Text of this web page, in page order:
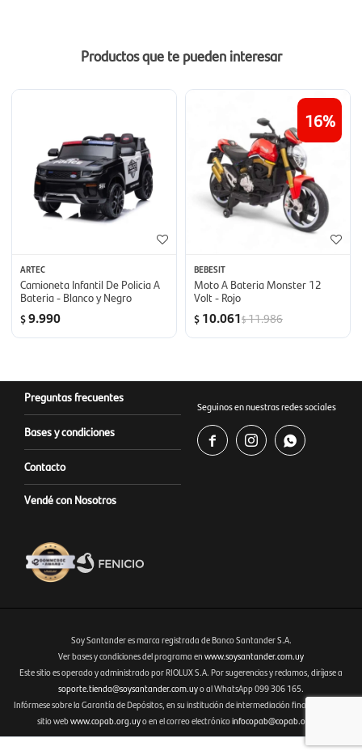
Productos que te pueden interesar
ARTEC
Camioneta Infantil De Policia A
Bateria - Blanco y Negro
$9.990
16
BEBESIT
Moto A Bateria Monster 12
Volt - Rojo
$ 10.061$11.986
Preguntas frecuentes
Bases y condiciones
Contacto
Vendé con Nosotros
Seguinos en nuestras redes sociales
  
Fenicio eCommerce Uruguay
Soy Santander es marca registrada de Banco Santander S.A.
Ver bases y condiciones del programa en www.soysantander.com.uy
Este sitio es operado y administrado por RIOLUX S.A. Por sugerencias y reclamos, diríjase a
soporte.tienda@soysantander.com.uyo al WhatsApp 099 306 165.
Infórmese sobre la Garantía de Depósitos, en su institución de intermediación financiera, en el
sitio webwww.copab.org.uyo en el correo electrónicoinfocopab@copab.org.uy